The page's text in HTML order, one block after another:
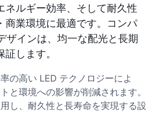
ネルギー効率、そして耐久性
商業環境に最適です。コンパ
ザインは、均一な配光と長期
します。
の高い LED テクノロジーによ
と環境への影響が削減されます。
し、耐久性と長寿命を実現する設